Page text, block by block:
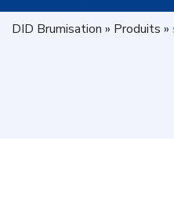
DID Brumisation » Produits »